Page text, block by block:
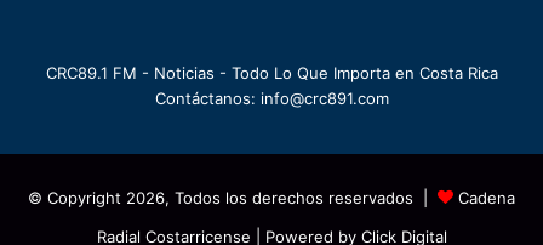
CRC89.1 FM - Noticias - Todo Lo Que Importa en Costa Rica
Contáctanos: info@crc891.com
© Copyright 2026, Todos los derechos reservados |
Cadena
Radial Costarricense | Powered by Click Digital